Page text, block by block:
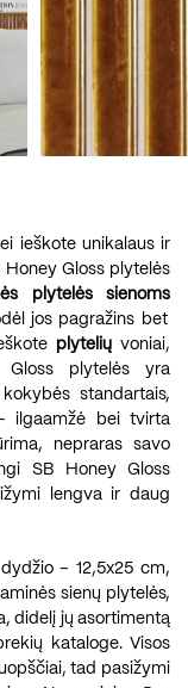
ieškote unikalaus ir
Gloss plytelės
plytelės sienoms
jos pagražins bet
plytelių voniai,
plytelės yra
standartais,
ilgaamžė bei tvirta
nepraras savo
SB Honey Gloss
lengva ir daug
– 12,5x25 cm,
sienų plytelės,
didelį jų asortimentą
kataloge. Visos
tad pasižymi